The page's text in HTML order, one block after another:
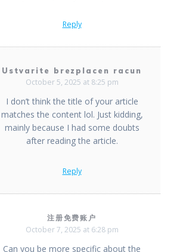
Reply
Ustvarite brezplacen racun
October 5, 2025 at 8:25 pm
I don’t think the title of your article
matches the content lol. Just kidding,
mainly because I had some doubts
after reading the article.
Reply
注册免费账户
October 7, 2025 at 6:28 pm
Can you be more specific about the